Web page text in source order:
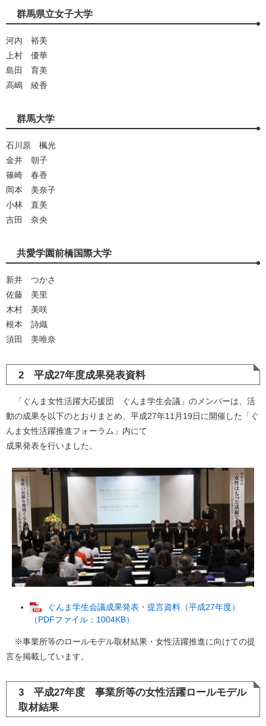
群馬県立女子大学
河内 裕美
上村 優華
島田 育美
高嶋 綾香
群馬大学
石川原 楓光
金井 朝子
篠崎 春香
岡本 美奈子
小林 直美
吉田 奈央
共愛学園前橋国際大学
新井 つかさ
佐藤 美里
木村 美咲
根本 詩織
須田 美唯奈
2 平成27年度成果発表資料
「ぐんま女性活躍大応援団 ぐんま学生会議」のメンバーは、活
動の成果を以下のとおりまとめ、平成27年11月19日に開催した「ぐ
んま女性活躍推進フォーラム」内にて
成果発表を行いました。
ぐんま学生会議成果発表・提言資料（平成27年度）
（PDFファイル：1004KB）
※事業所等のロールモデル取材結果・女性活躍推進に向けての提
言を掲載しています。
3 平成27年度 事業所等の女性活躍ロールモデル
取材結果